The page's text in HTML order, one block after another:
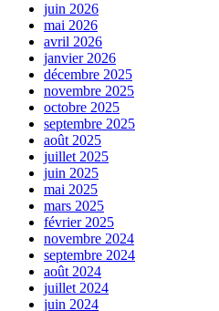
juin 2026
mai 2026
avril 2026
janvier 2026
décembre 2025
novembre 2025
octobre 2025
septembre 2025
août 2025
juillet 2025
juin 2025
mai 2025
mars 2025
février 2025
novembre 2024
septembre 2024
août 2024
juillet 2024
juin 2024